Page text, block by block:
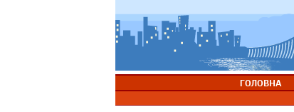
ГОЛОВНА